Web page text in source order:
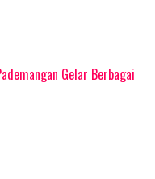
Gelar Berbagai